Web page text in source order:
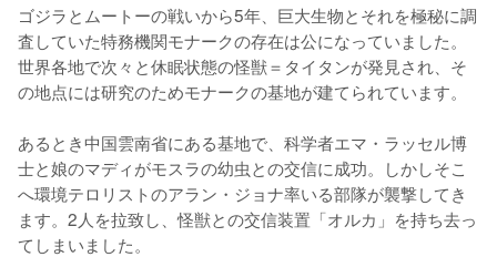
ゴジラとムートーの戦いから5年、巨大生物とそれを極秘に調
査していた特務機関モナークの存在は公になっていました。
世界各地で次々と休眠状態の怪獣＝タイタンが発見され、そ
の地点には研究のためモナークの基地が建てられています。
あるとき中国雲南省にある基地で、科学者エマ・ラッセル博
士と娘のマディがモスラの幼虫との交信に成功。しかしそこ
へ環境テロリストのアラン・ジョナ率いる部隊が襲撃してき
ます。2人を拉致し、怪獣との交信装置「オルカ」を持ち去っ
てしまいました。